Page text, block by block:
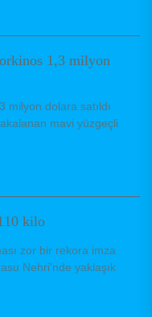
1,3 milyon
dolara satıldı
mavi yüzgeçli
kilo
zor bir rekora imza
Nehri'nde yaklaşık